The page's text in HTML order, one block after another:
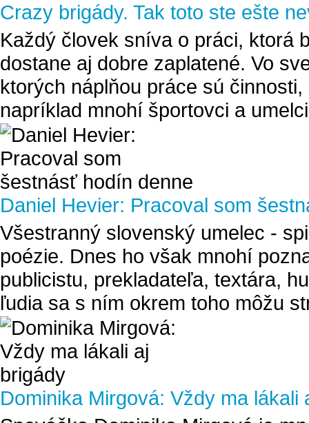
Crazy brigády. Tak toto ste ešte
Každý človek sníva o práci, ktorá
dostane aj dobre zaplatené. Vo
ktorých náplňou práce sú
napríklad mnohí športovci a
Daniel Hevier: Pracoval som
Všestranný slovenský umelec -
poézie. Dnes ho však mnohí
publicistu, prekladateľa, textára,
ľudia sa s ním okrem toho môžu
Dominika Mirgová: Vždy ma lákali